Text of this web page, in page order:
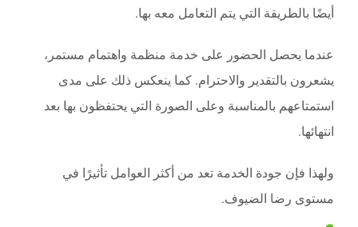
أيضًا بالطريقة التي يتم التعامل معه بها.
عندما يحصل الحضور على خدمة منظمة واهتمام مستمر،
يشعرون بالتقدير والاحترام. كما ينعكس ذلك على مدى
استمتاعهم بالمناسبة وعلى الصورة التي يحتفظون بها بعد
انتهائها.
ولهذا فإن جودة الخدمة تعد من أكثر العوامل تأثيرًا في
مستوى رضا الضيوف.